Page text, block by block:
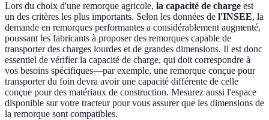
Lors du choix d'une remorque agricole, la capacité de charge est
un des critères les plus importants. Selon les données de l'INSEE, la
demande en remorques performantes a considérablement augmenté,
poussant les fabricants à proposer des remorques capable de
transporter des charges lourdes et de grandes dimensions. Il est donc
essentiel de vérifier la capacité de charge, qui doit correspondre à
vos besoins spécifiques—par exemple, une remorque conçue pour
transporter du foin devra avoir une capacité différente de celle
conçue pour des matériaux de construction. Mesurez aussi l'espace
disponible sur votre tracteur pour vous assurer que les dimensions de
la remorque sont compatibles.